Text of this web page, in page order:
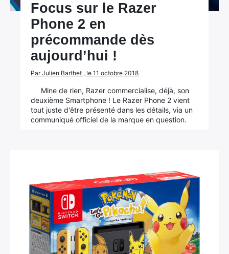
Focus sur le Razer
Phone 2 en
précommande dès
aujourd’hui !
Par Julien Barthet , le 11 octobre 2018
Mine de rien, Razer commercialise, déjà, son
deuxième Smartphone ! Le Razer Phone 2 vient
tout juste d'être présenté dans les détails, via un
communiqué officiel de la marque en question.